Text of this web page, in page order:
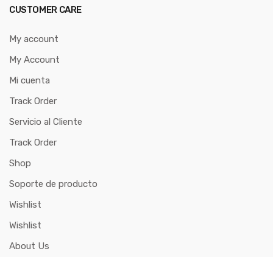
CUSTOMER CARE
My account
My Account
Mi cuenta
Track Order
Servicio al Cliente
Track Order
Shop
Soporte de producto
Wishlist
Wishlist
About Us